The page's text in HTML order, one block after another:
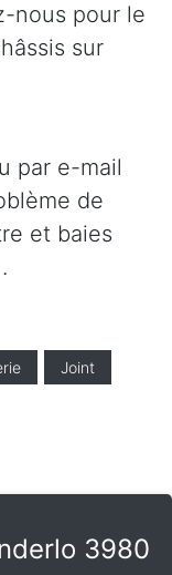
nous pour le
sur
par e-mail
de
et baies
Joint
3980